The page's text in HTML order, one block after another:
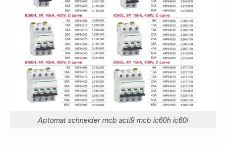
Aptomat schneider mcb acti9 mcb ic60h ic60l